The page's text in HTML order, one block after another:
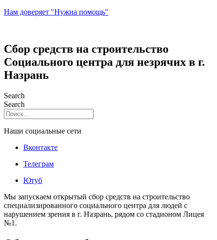
Нам доверяет "Нужна помощь"
Сбор средств на строительство
Социального центра для незрячих в г.
Назрань
Search
Search
Наши социальные сети
Вконтакте
Телеграм
Ютуб
Мы запускаем открытый сбор средств на строительство
специализированного социального центра для людей с
нарушением зрения в г. Назрань, рядом со стадионом Лицея
№1.